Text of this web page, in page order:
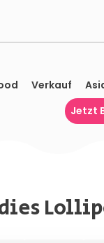
Verkauf
Jetzt